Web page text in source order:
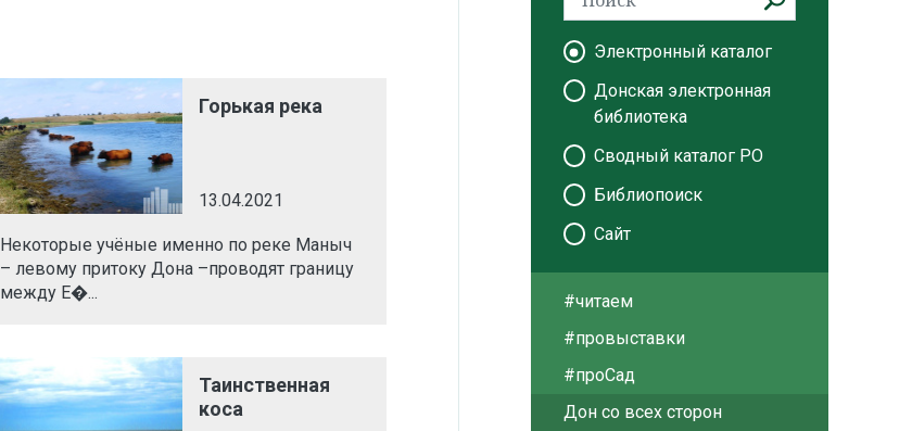
Горькая река
13.04.2021
Некоторые учёные именно по реке Маныч
– левому притоку Дона –проводят границу
между Е�...
Таинственная
коса
Электронный каталог
Донская электронная
библиотека
Сводный каталог РО
Библиопоиск
Сайт
#читаем
#провыставки
#проСад
Дон со всех сторон